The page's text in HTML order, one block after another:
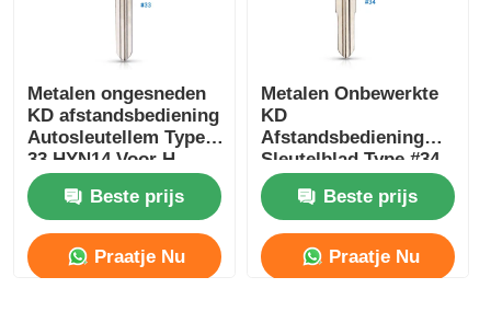
Metalen ongesneden
KD afstandsbediening
Autosleutellem Type #
33 HYN14 Voor H-
Yundai Accent K-Ia
33#
Beste prijs
Praatje Nu
Metalen Onbewerkte
KD
Afstandsbediening
Sleutelblad Type #34
Noodblad Voor K-A
Rio H-Yundai Accent
HYN10
Beste prijs
Praatje Nu